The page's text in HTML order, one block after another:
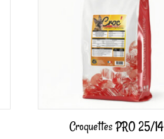
Croquettes PRO 25/14